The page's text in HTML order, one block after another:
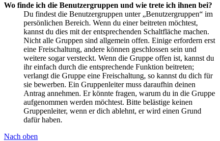
Wo finde ich die Benutzergruppen und wie trete ich ihnen bei?
Du findest die Benutzergruppen unter „Benutzergruppen“ im
persönlichen Bereich. Wenn du einer beitreten möchtest,
kannst du dies mit der entsprechenden Schaltfläche machen.
Nicht alle Gruppen sind allgemein offen. Einige erfordern erst
eine Freischaltung, andere können geschlossen sein und
weitere sogar versteckt. Wenn die Gruppe offen ist, kannst du
ihr einfach durch die entsprechende Funktion beitreten;
verlangt die Gruppe eine Freischaltung, so kannst du dich für
sie bewerben. Ein Gruppenleiter muss daraufhin deinen
Antrag annehmen. Er könnte fragen, warum du in die Gruppe
aufgenommen werden möchtest. Bitte belästige keinen
Gruppenleiter, wenn er dich ablehnt, er wird einen Grund
dafür haben.
Nach oben